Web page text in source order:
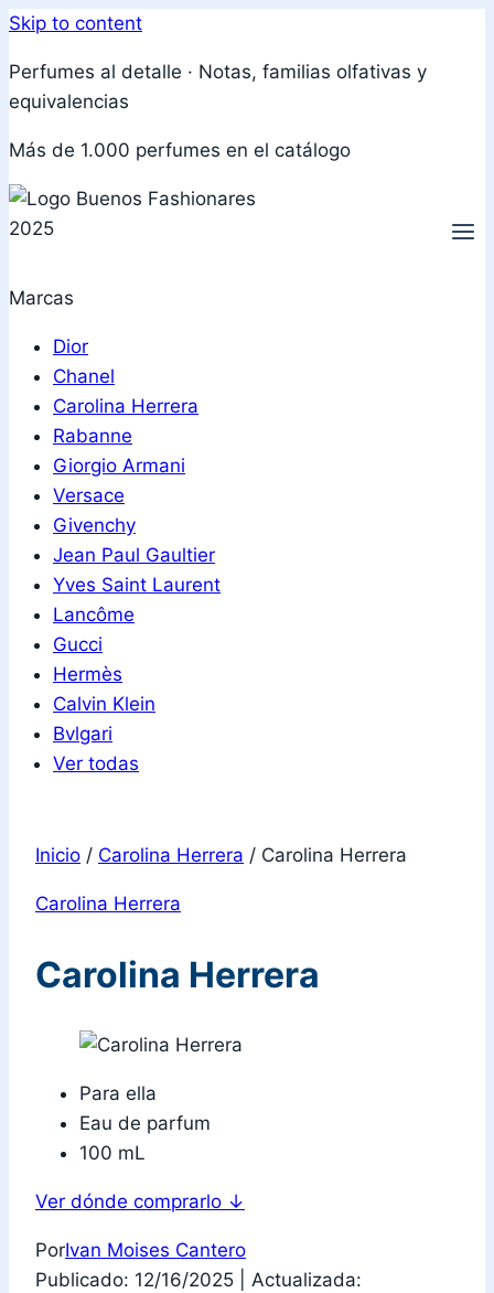
Skip to content
Perfumes al detalle · Notas, familias olfativas y
equivalencias
Más de 1.000 perfumes en el catálogo
Marcas
Dior
Chanel
Carolina Herrera
Rabanne
Giorgio Armani
Versace
Givenchy
Jean Paul Gaultier
Yves Saint Laurent
Lancôme
Gucci
Hermès
Calvin Klein
Bvlgari
Ver todas
Inicio / Carolina Herrera / Carolina Herrera
Carolina Herrera
Carolina Herrera
Para ella
Eau de parfum
100 mL
Ver dónde comprarlo ↓
PorIvan Moises Cantero
Publicado: 12/16/2025
Actualizada: